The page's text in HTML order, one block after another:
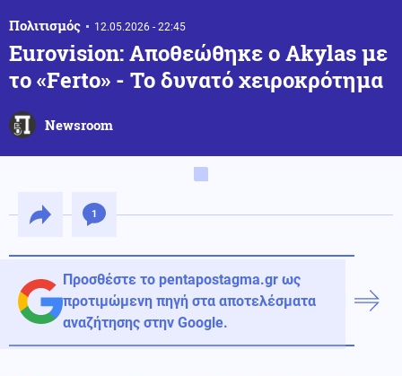
Πολιτισμός 12.05.2026 - 22:45
Eurovision: Αποθεώθηκε ο Akylas με
το «Ferto» - Το δυνατό χειροκρότημα
Newsroom
1
Προσθέστε το pentapostagma.gr ως
προτιμώμενη πηγή στα αποτελέσματα
αναζήτησης στην Google.